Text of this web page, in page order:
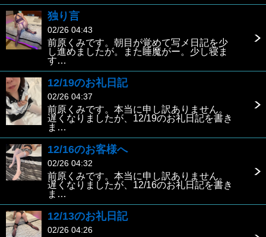
独り言
02/26 04:43
前原くみです。朝目が覚めて写メ日記を少
し進めましたが。また睡魔がー。少し寝ま
す…
12/19のお礼日記
02/26 04:37
前原くみです。本当に申し訳ありません。
遅くなりましたが、12/19のお礼日記を書き
ま…
12/16のお客様へ
02/26 04:32
前原くみです。本当に申し訳ありません。
遅くなりましたが、12/16のお礼日記を書き
ま…
12/13のお礼日記
02/26 04:26